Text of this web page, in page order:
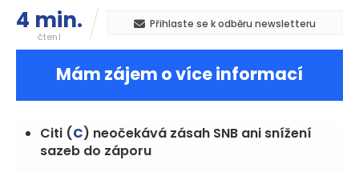
4 min.
čtení
Přihlaste se k odběru newsletteru
Mám zájem o více informací
Citi (C) neočekává zásah SNB ani snížení
sazeb do záporu